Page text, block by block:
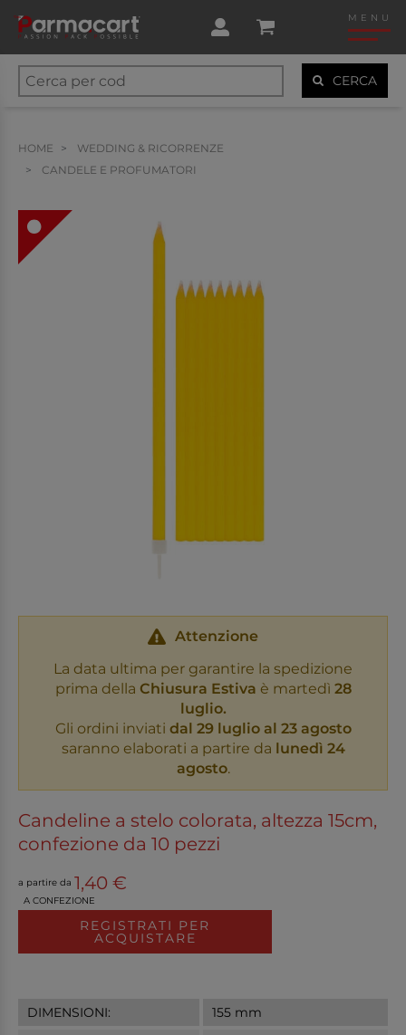
MENU
CERCA
HOME
WEDDING & RICORRENZE
CANDELE E PROFUMATORI
Attenzione
La data ultima per garantire la spedizione
prima della Chiusura Estiva è martedì 28
luglio.
Gli ordini inviati dal 29 luglio al 23 agosto
saranno elaborati a partire da lunedì 24
agosto.
Candeline a stelo colorata, altezza 15cm,
confezione da 10 pezzi
a partire da 1,40 €
A CONFEZIONE
REGISTRATI PER
ACQUISTARE
DIMENSIONI:
155 mm